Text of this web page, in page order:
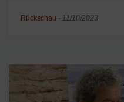
Rückschau - 11/10/2023